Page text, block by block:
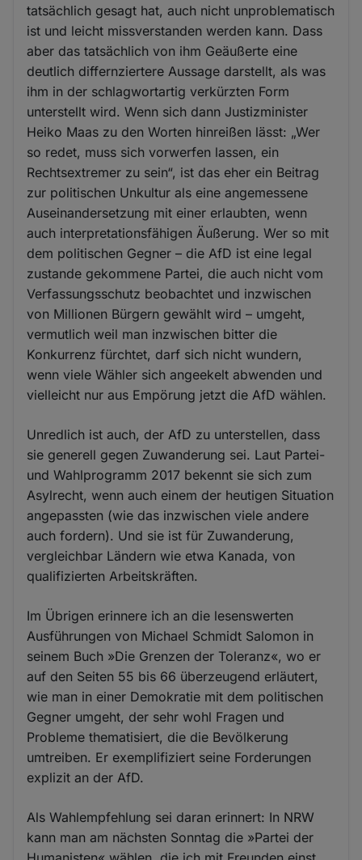
tatsächlich gesagt hat, auch nicht unproblematisch
ist und leicht missverstanden werden kann. Dass
aber das tatsächlich von ihm Geäußerte eine
deutlich differnziertere Aussage darstellt, als was
ihm in der schlagwortartig verkürzten Form
unterstellt wird. Wenn sich dann Justizminister
Heiko Maas zu den Worten hinreißen lässt: „Wer
so redet, muss sich vorwerfen lassen, ein
Rechtsextremer zu sein“, ist das eher ein Beitrag
zur politischen Unkultur als eine angemessene
Auseinandersetzung mit einer erlaubten, wenn
auch interpretationsfähigen Äußerung. Wer so mit
dem politischen Gegner – die AfD ist eine legal
zustande gekommene Partei, die auch nicht vom
Verfassungsschutz beobachtet und inzwischen
von Millionen Bürgern gewählt wird – umgeht,
vermutlich weil man inzwischen bitter die
Konkurrenz fürchtet, darf sich nicht wundern,
wenn viele Wähler sich angeekelt abwenden und
vielleicht nur aus Empörung jetzt die AfD wählen.
Unredlich ist auch, der AfD zu unterstellen, dass
sie generell gegen Zuwanderung sei. Laut Partei-
und Wahlprogramm 2017 bekennt sie sich zum
Asylrecht, wenn auch einem der heutigen Situation
angepassten (wie das inzwischen viele andere
auch fordern). Und sie ist für Zuwanderung,
vergleichbar Ländern wie etwa Kanada, von
qualifizierten Arbeitskräften.
Im Übrigen erinnere ich an die lesenswerten
Ausführungen von Michael Schmidt Salomon in
seinem Buch »Die Grenzen der Toleranz«, wo er
auf den Seiten 55 bis 66 überzeugend erläutert,
wie man in einer Demokratie mit dem politischen
Gegner umgeht, der sehr wohl Fragen und
Probleme thematisiert, die die Bevölkerung
umtreiben. Er exemplifiziert seine Forderungen
explizit an der AfD.
Als Wahlempfehlung sei daran erinnert: In NRW
kann man am nächsten Sonntag die »Partei der